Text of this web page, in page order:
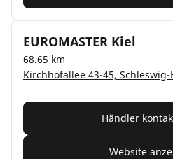
EUROMASTER Kiel
68.65 km
Kirchhofallee 43-45,
Händler
Website